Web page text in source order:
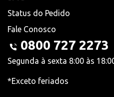
Status do Pedido
Fale Conosco
0800 727 2273
Segunda à sexta 8:00 às
*Exceto feriados